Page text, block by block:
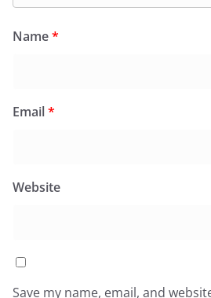
Name*
Email*
Website
Save my name, email, and